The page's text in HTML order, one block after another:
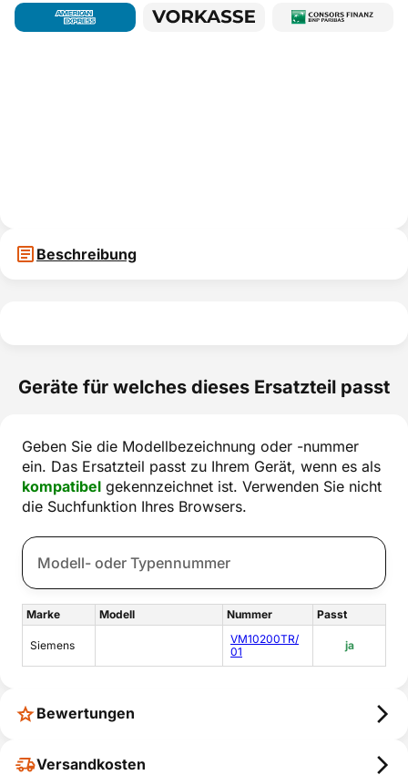
Beschreibung
Geräte für welches dieses Ersatzteil passt
Geben Sie die Modellbezeichnung oder -nummer
ein. Das Ersatzteil passt zu Ihrem Gerät, wenn es als
kompatibel gekennzeichnet ist. Verwenden Sie nicht
die Suchfunktion Ihres Browsers.
Marke Modell Nummer Passt
Siemens
VM10200TR/
01
ja
Bewertungen
Versandkosten